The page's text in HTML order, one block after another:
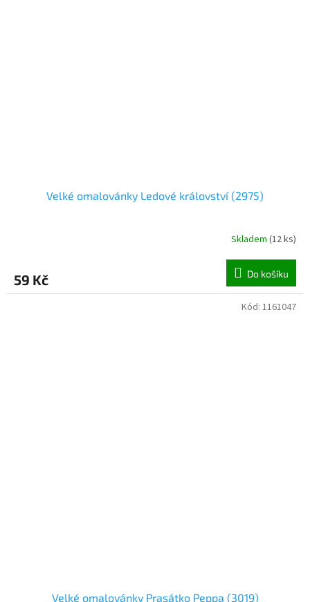
Velké omalovánky Ledové království (2975)
Skladem (12 ks)
59 Kč Do košíku
Velké omalovánky Prasátko Peppa (3019)
Kód: 1161047